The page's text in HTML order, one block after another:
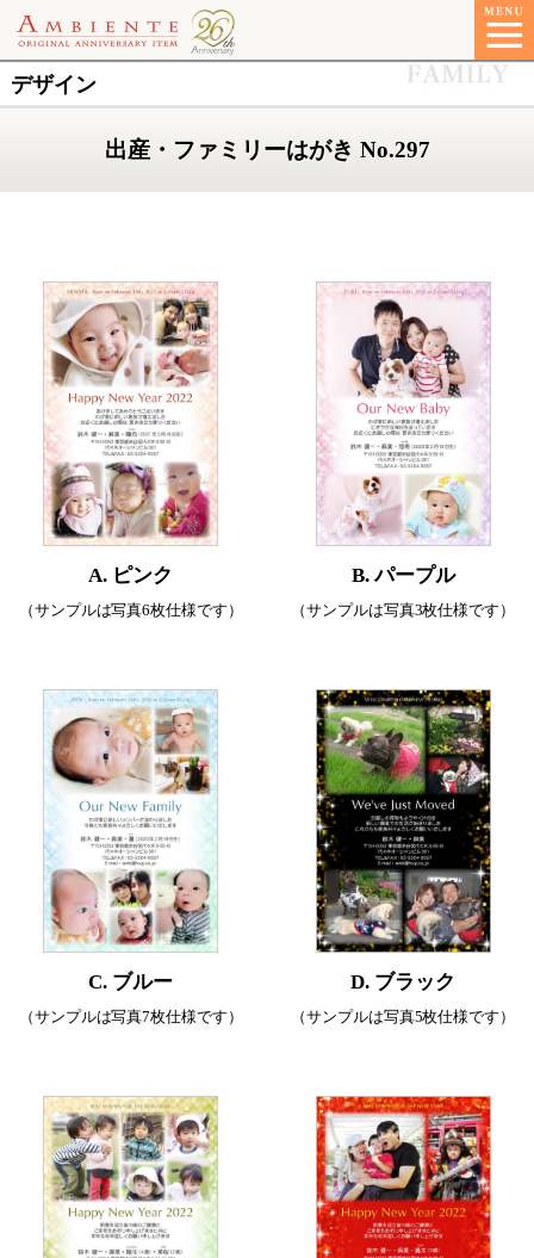
デザイン
出産・ファミリーはがき No.297
A. ピンク
（サンプルは写真6枚仕様です）
B. パープル
（サンプルは写真3枚仕様です）
C. ブルー
（サンプルは写真7枚仕様です）
D. ブラック
（サンプルは写真5枚仕様です）